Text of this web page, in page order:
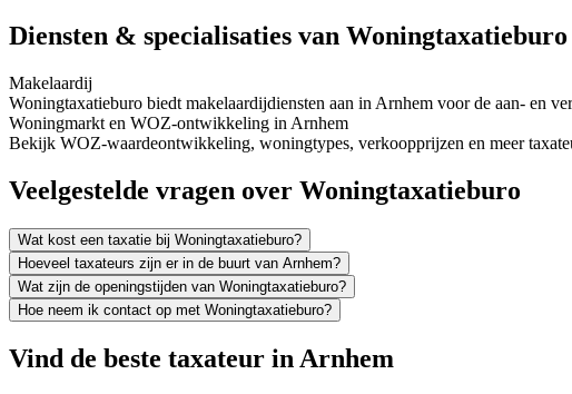
Diensten & specialisaties van Woningtaxatieburo
Makelaardij
Woningtaxatieburo biedt makelaardijdiensten aan in Arnhem voor de aan- en
Woningmarkt en WOZ-ontwikkeling in Arnhem
Bekijk WOZ-waardeontwikkeling, woningtypes, verkoopprijzen en meer
Veelgestelde vragen over Woningtaxatieburo
Wat kost een taxatie bij Woningtaxatieburo?
Hoeveel taxateurs zijn er in de buurt van Arnhem?
Wat zijn de openingstijden van Woningtaxatieburo?
Hoe neem ik contact op met Woningtaxatieburo?
Vind de beste taxateur in Arnhem